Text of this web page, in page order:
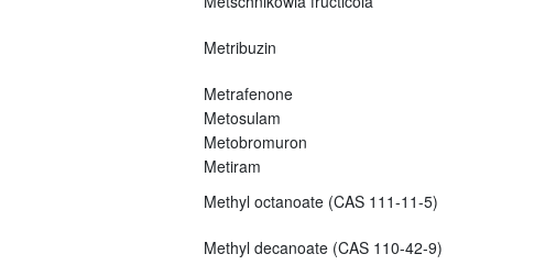
Metribuzin
Metrafenone
Metosulam
Metobromuron
Metiram
Methyl octanoate (CAS 111-11-5)
Methyl decanoate (CAS 110-42-9)